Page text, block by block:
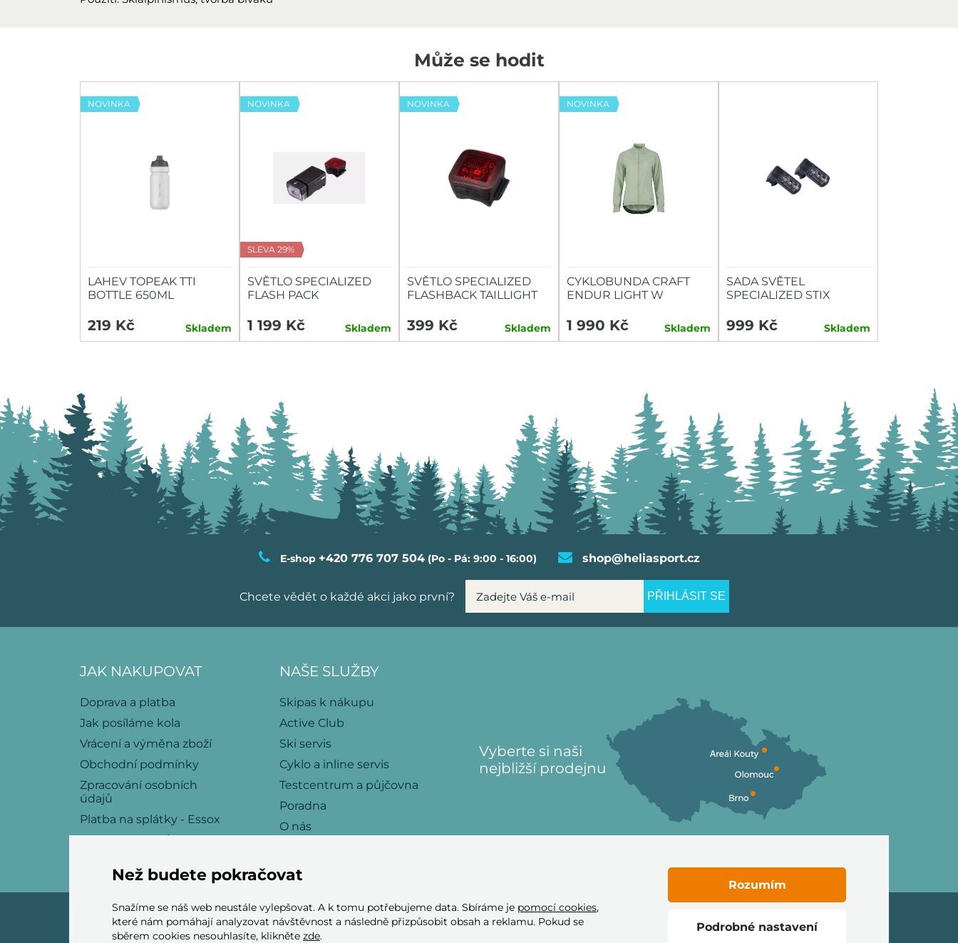
Může se hodit
NOVINKA
LAHEV TOPEAK TTI
BOTTLE 650ML
219 Kč Skladem
NOVINKA
SLEVA 29%
SVĚTLO SPECIALIZED
FLASH PACK
1 199 Kč Skladem
NOVINKA
SVĚTLO SPECIALIZED
FLASHBACK TAILLIGHT
399 Kč Skladem
NOVINKA
CYKLOBUNDA CRAFT
ENDUR LIGHT W
1 990 Kč Skladem
SADA SVĚTEL
SPECIALIZED STIX
999 Kč Skladem
E-shop +420 776 707 504(Po - Pá: 9:00 - 16:00) shop@heliasport.cz
Chcete vědět o každé akci jako první? PŘIHLÁSIT SE
JAK NAKUPOVAT
Doprava a platba
Jak posíláme kola
Vrácení a výměna zboží
Obchodní podmínky
Zpracování osobních
údajů
Platba na splátky - Essox
Politika souborů cookies
NAŠE SLUŽBY
Skipas k nákupu
Active Club
Ski servis
Cyklo a inline servis
Testcentrum a půjčovna
Poradna
O nás
Vyberte si naši
nejbližší prodejnu
Přijímáme tyto
Než budete pokračovat
Snažíme se náš web neustále vylepšovat. A k tomu potřebujeme data. Sbíráme je pomocí cookies,
které nám pomáhají analyzovat návštěvnost a následně přizpůsobit obsah a reklamu. Pokud se
sběrem cookies nesouhlasíte, klikněte zde.
Podrobné nastavení
Rozumím